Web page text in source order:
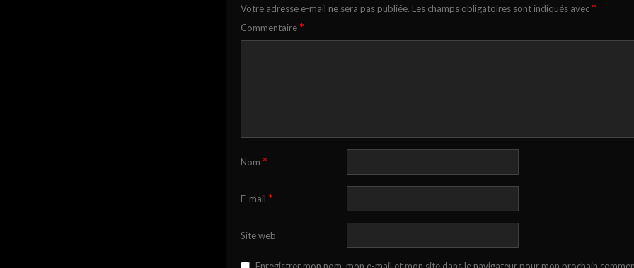
Votre adresse e-mail ne sera pas publiée. Les champs obligatoires sont indiqués avec *
Commentaire *
Nom *
E-mail *
Site web